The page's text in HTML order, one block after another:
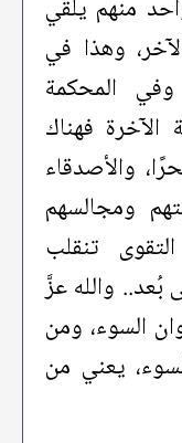
منهم يلقي
وهذا في
وفي المحكمة
الآخرة فهناك
والأصدقاء
ومجالسهم
تنقلب
بُعد.. والله عزَّ
السوء، ومن
يعني من